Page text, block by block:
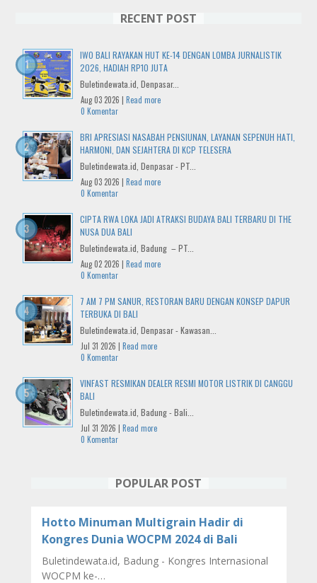
RECENT POST
IWO BALI RAYAKAN HUT KE-14 DENGAN LOMBA JURNALISTIK
2026, HADIAH RP10 JUTA
Buletindewata.id, Denpasar...
Aug 03 2026 | Read more
0 Komentar
BRI APRESIASI NASABAH PENSIUNAN, LAYANAN SEPENUH HATI,
HARMONI, DAN SEJAHTERA DI KCP TELESERA
Buletindewata.id, Denpasar - PT...
Aug 03 2026 | Read more
0 Komentar
CIPTA RWA LOKA JADI ATRAKSI BUDAYA BALI TERBARU DI THE
NUSA DUA BALI
Buletindewata.id, Badung – PT...
Aug 02 2026 | Read more
0 Komentar
7 AM 7 PM SANUR, RESTORAN BARU DENGAN KONSEP DAPUR
TERBUKA DI BALI
Buletindewata.id, Denpasar - Kawasan...
Jul 31 2026 | Read more
0 Komentar
VINFAST RESMIKAN DEALER RESMI MOTOR LISTRIK DI CANGGU
BALI
Buletindewata.id, Badung - Bali...
Jul 31 2026 | Read more
0 Komentar
POPULAR POST
Hotto Minuman Multigrain Hadir di
Kongres Dunia WOCPM 2024 di Bali
Buletindewata.id, Badung - Kongres Internasional
WOCPM ke-…